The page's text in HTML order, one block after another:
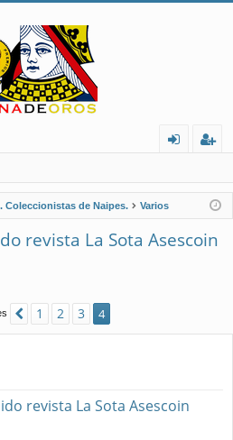
nt
ifi
ca
ist
ra
rs
Coleccionistas de Naipes. Varios
revista La Sota Asescoin
Anterior
1 2 3 4
revista La Sota Asescoin